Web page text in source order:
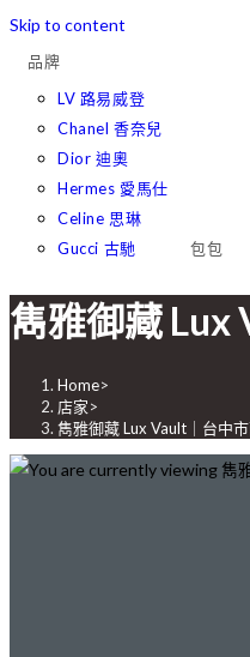
Skip to content
品牌
LV 路易威登
Chanel 香奈兒
Dior 迪奧
Hermes 愛馬仕
Celine 思琳
Gucci 古馳
包包
雋雅御藏 Lux
Home>
店家>
雋雅御藏 Lux Vault｜台中